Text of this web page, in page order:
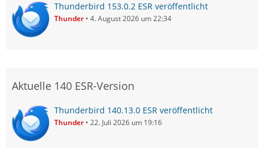
Thunderbird 153.0.2 ESR veröffentlicht
Thunder 4. August 2026 um 22:34
Aktuelle 140 ESR-Version
Thunderbird 140.13.0 ESR veröffentlicht
Thunder 22. Juli 2026 um 19:16